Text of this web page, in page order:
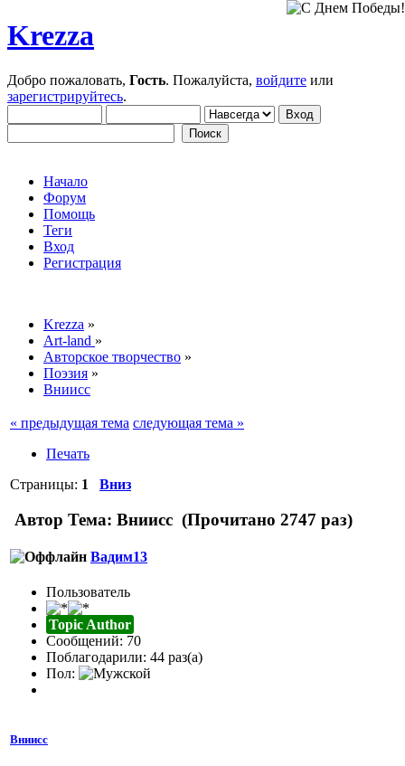
Krezza
Добро пожаловать, Гость. Пожалуйста, войдите или
зарегистрируйтесь.
Начало
Форум
Помощь
Теги
Вход
Регистрация
Krezza »
Art-land »
Авторское творчество »
Поэзия »
Вниисс
« предыдущая тема следующая тема »
Печать
Страницы: 1 Вниз
Автор Тема: Вниисс (Прочитано 2747 раз)
Вадим13
Пользователь
Topic Author
Сообщений: 70
Поблагодарили: 44 раз(а)
Пол:
Вниисс